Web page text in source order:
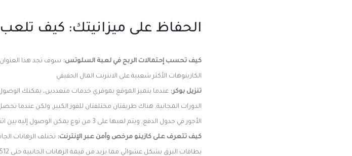
الحفاظ على ميزانيتك: كيف تلعب
كيف تحسب إحتمالات الربح في لعبة السلوتس: سوف تجد هذا
الكازينوهات الأكثر شعبية على الانترنت المال الحقيقي
تنزيل بوكر: عندما يتميز الموقع بموفري خدمات متعددين، يمكنك
الدورات المجانية, هناك طريقتان مختلفتان للفوز الكبير, ولكن عندما
الأجور في جدول الدفع, ويتم لعبها على 3 من نوع يمكن الوصول إليه بين اثنين وأكثر من خط
كيف تتعرف على كازينو مرخص وآمن عبر الإنترنت:
بطاقات البرق بشكل عشوائي مما يزيد من قيمة الرهانات الجانبية حتى 512 مرة